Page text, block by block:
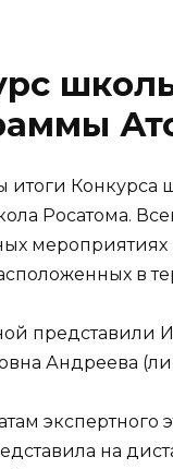
итоги Конкурса
Росатома.
мероприятиях
в
представили
Андреева
на